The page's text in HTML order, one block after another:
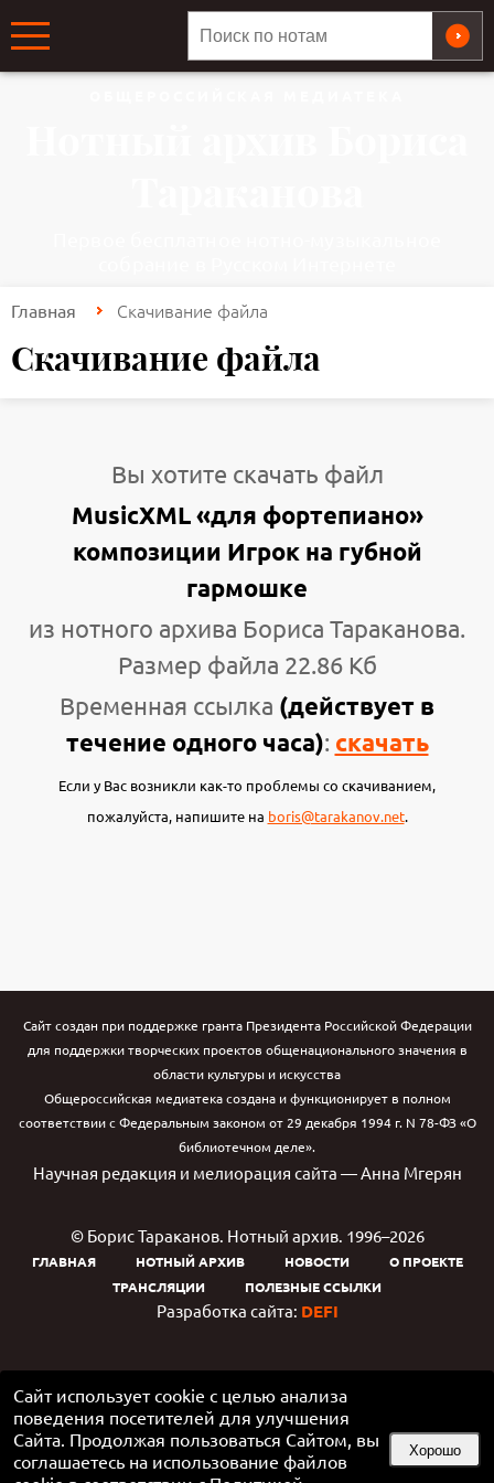
Сайт использует cookie с целью анализа
поведения посетителей для улучшения
Сайта. Продолжая пользоваться Сайтом, вы
соглашаетесь на использование файлов
Хорошо
Главная Скачивание файла
Скачивание файла
Вы хотите скачать файл
MusicXML «для фортепиано»
композиции Игрок на губной
гармошке
из нотного архива Бориса Тараканова.
Размер файла 22.86 Кб
Временная ссылка (действует в
течение одного часа): скачать
Если у Вас возникли как-то проблемы со скачиванием,
пожалуйста, напишите на boris@tarakanov.net.
Сайт создан при поддержке гранта Президента Российской Федерации
для поддержки творческих проектов общенационального значения в
области культуры и искусства
Общероссийская медиатека создана и функционирует в полном
соответствии с Федеральным законом от 29 декабря 1994 г. N 78-ФЗ «О
библиотечном деле».
Научная редакция и мелиорация сайта — Анна Мгерян
© Борис Тараканов. Нотный архив. 1996–2026
ГЛАВНАЯ НОТНЫЙ АРХИВ НОВОСТИ
О ПРОЕКТЕ
ТРАНСЛЯЦИИ
ПОЛЕЗНЫЕ ССЫЛКИ
Разработка сайта: DEFI